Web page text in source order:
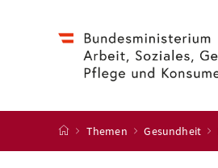
Startseite
Themen Gesundheit